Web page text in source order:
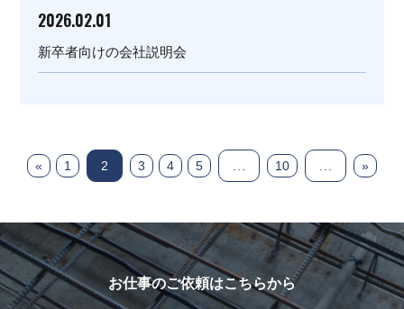
2026.02.01
新卒者向けの会社説明会
« 1 2 3 4 5 10 »
お仕事のご依頼はこちらから